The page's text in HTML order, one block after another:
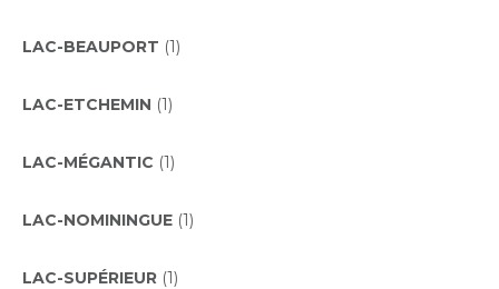
LAC-BEAUPORT (1)
LAC-ETCHEMIN (1)
LAC-MÉGANTIC (1)
LAC-NOMININGUE (1)
LAC-SUPÉRIEUR (1)